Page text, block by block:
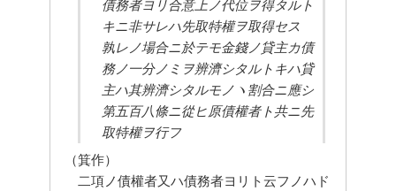
債務者ヨリ合意上ノ代位ヲ得タルト
キニ非サレハ先取特權ヲ取得セス
孰レノ場合ニ於テモ金錢ノ貸主カ債
務ノ一分ノミヲ辨濟シタルトキハ貸
主ハ其辨濟シタルモノヽ割合ニ應シ
第五百八條ニ從ヒ原債權者ト共ニ先
取特權ヲ行フ
（箕作）
二項ノ債權者又ハ債務者ヨリト云フノハド